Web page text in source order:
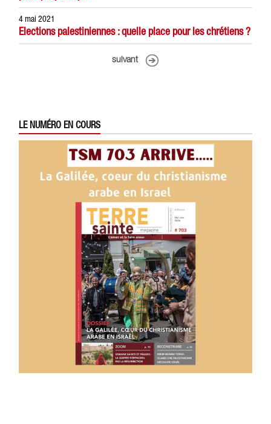
4 mai 2021
Elections palestiniennes : quelle place pour les chrétiens ?
suivant
LE NUMÉRO EN COURS